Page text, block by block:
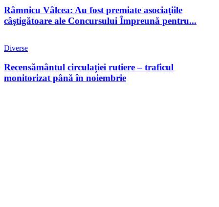
Râmnicu Vâlcea: Au fost premiate asociaţiile
câştigătoare ale Concursului Împreună pentru...
Diverse
Recensământul circulației rutiere – traficul
monitorizat până în noiembrie